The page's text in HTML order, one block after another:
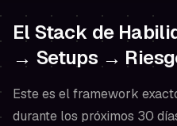
El Stack de
→ Setups →
Este es el framework
durante los próximos 30